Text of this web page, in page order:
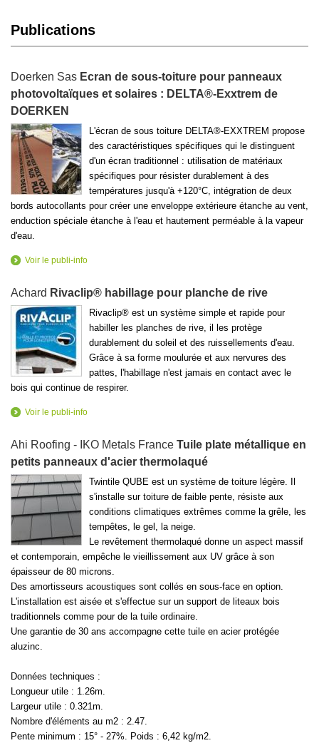
Publications
Doerken Sas Ecran de sous-toiture pour panneaux
photovoltaïques et solaires : DELTA®-Exxtrem de
DOERKEN
L'écran de sous toiture DELTA®-EXXTREM propose
des caractéristiques spécifiques qui le distinguent
d'un écran traditionnel : utilisation de matériaux
spécifiques pour résister durablement à des
températures jusqu'à +120°C, intégration de deux
bords autocollants pour créer une enveloppe extérieure étanche au vent,
enduction spéciale étanche à l'eau et hautement perméable à la vapeur
d'eau.
Voir le publi-info
Achard Rivaclip® habillage pour planche de rive
Rivaclip® est un système simple et rapide pour
habiller les planches de rive, il les protège
durablement du soleil et des ruissellements d'eau.
Grâce à sa forme moulurée et aux nervures des
pattes, l'habillage n'est jamais en contact avec le
bois qui continue de respirer.
Voir le publi-info
Ahi Roofing - IKO Metals France Tuile plate métallique en
petits panneaux d'acier thermolaqué
Twintile QUBE est un système de toiture légère. Il
s'installe sur toiture de faible pente, résiste aux
conditions climatiques extrêmes comme la grêle, les
tempêtes, le gel, la neige.
Le revêtement thermolaqué donne un aspect massif
et contemporain, empêche le vieillissement aux UV grâce à son
épaisseur de 80 microns.
Des amortisseurs acoustiques sont collés en sous-face en option.
L'installation est aisée et s'effectue sur un support de liteaux bois
traditionnels comme pour de la tuile ordinaire.
Une garantie de 30 ans accompagne cette tuile en acier protégée
aluzinc.
Données techniques :
Longueur utile : 1.26m.
Largeur utile : 0.321m.
Nombre d'éléments au m2 : 2.47.
Pente minimum : 15° - 27%. Poids : 6,42 kg/m2.